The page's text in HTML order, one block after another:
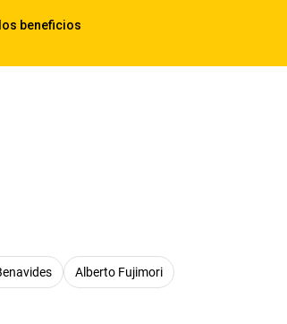
Alberto Fujimori